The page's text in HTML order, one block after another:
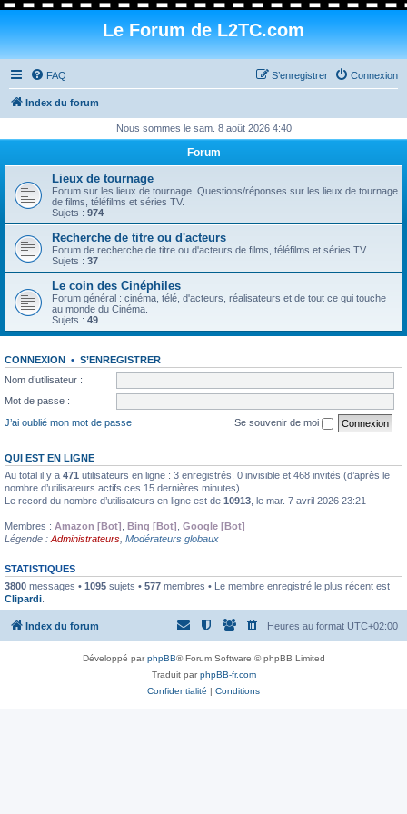
Le Forum de L2TC.com
FAQ Connexion
S’enregistrer
Index du forum
Nous sommes le sam. 8 août 2026 4:40
Forum
Lieux de tournage
Forum sur les lieux de tournage. Questions/réponses sur les lieux de tournage
de films, téléfilms et séries TV.
Sujets : 974
Recherche de titre ou d'acteurs
Forum de recherche de titre ou d'acteurs de films, téléfilms et séries TV.
Sujets : 37
Le coin des Cinéphiles
Forum général : cinéma, télé, d'acteurs, réalisateurs et de tout ce qui touche
au monde du Cinéma.
Sujets : 49
CONNEXION • S’ENREGISTRER
Nom d’utilisateur :
Mot de passe :
J’ai oublié mon mot de passe
Se souvenir de moi
QUI EST EN LIGNE
Au total il y a 471 utilisateurs en ligne : 3 enregistrés, 0 invisible et 468 invités (d’après le
nombre d’utilisateurs actifs ces 15 dernières minutes)
Le record du nombre d’utilisateurs en ligne est de 10913 , le mar. 7 avril 2026 23:21
Membres : Amazon [Bot] Bing [Bot] Google [Bot]
Légende : Administrateurs Modérateurs globaux
STATISTIQUES
3800 messages • 1095 sujets • 577 membres • Le membre enregistré le plus récent est
Clipardi
Index du forum Heures au format UTC+02:00
Développé parphpBB® Forum Software © phpBB Limited
Traduit parphpBB-fr.com
Confidentialité | Conditions